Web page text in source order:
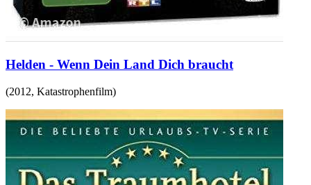
Helden - Wenn Dein Land Dich braucht
(2012, Katastrophenfilm)